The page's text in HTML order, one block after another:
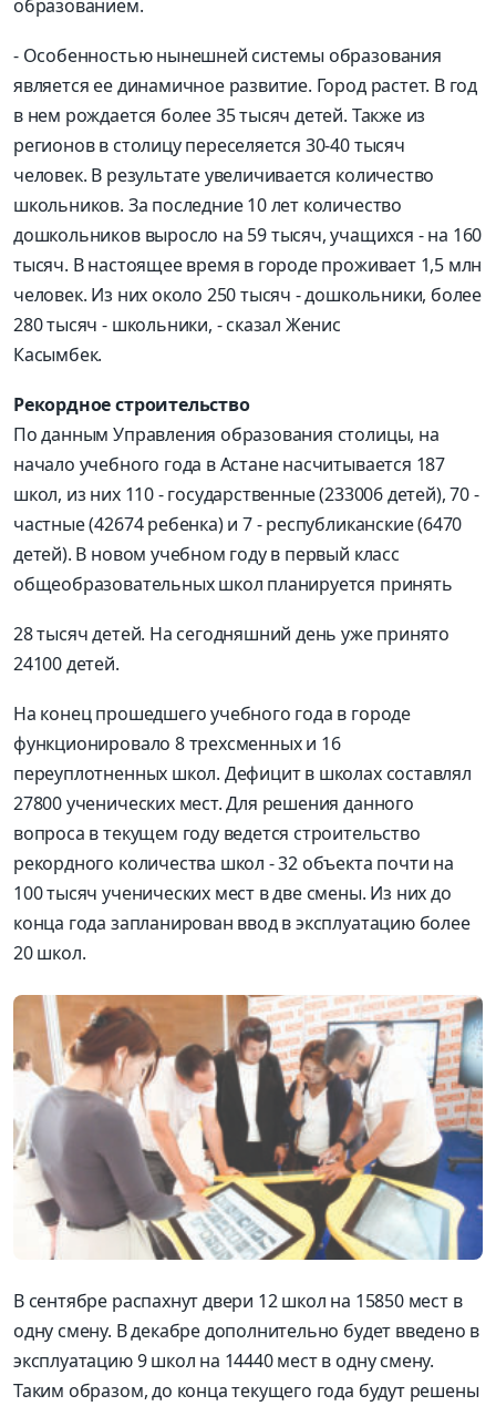
образованием.
- Особенностью нынешней системы образования
является ее динамичное развитие. Город растет. В год
в нем рождается более 35 тысяч детей. Также из
регионов в столицу переселяется 30-40 тысяч
человек. В результате увеличивается количество
школьников. За последние 10 лет количество
дошкольников выросло на 59 тысяч, учащихся - на 160
тысяч. В настоящее время в городе проживает 1,5 млн
человек. Из них около 250 тысяч - дошкольники, более
280 тысяч - школьники, - сказал Женис
Касымбек.
Рекордное строительство
По данным Управления образования столицы, на
начало учебного года в Астане насчитывается 187
школ, из них 110 - государственные (233006 детей), 70 -
частные (42674 ребенка) и 7 - республиканские (6470
детей). В новом учебном году в первый класс
общеобразовательных школ планируется принять
28 тысяч детей. На сегодняшний день уже принято
24100 детей.
На конец прошедшего учебного года в городе
функционировало 8 трехсменных и 16
переуплотненных школ. Дефицит в школах составлял
27800 ученических мест. Для решения данного
вопроса в текущем году ведется строительство
рекордного количества школ - 32 объекта почти на
100 тысяч ученических мест в две смены. Из них до
конца года запланирован ввод в эксплуатацию более
20 школ.
В сентябре распахнут двери 12 школ на 15850 мест в
одну смену. В декабре дополнительно будет введено в
эксплуатацию 9 школ на 14440 мест в одну смену.
Таким образом, до конца текущего года будут решены